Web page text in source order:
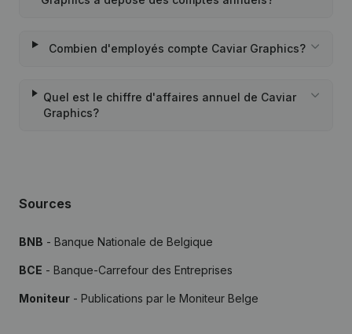
Combien d'employés compte Caviar Graphics?
Quel est le chiffre d'affaires annuel de Caviar
Graphics?
Sources
BNB - Banque Nationale de Belgique
BCE - Banque-Carrefour des Entreprises
Moniteur - Publications par le Moniteur Belge